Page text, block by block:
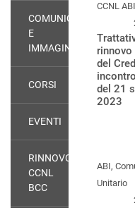
COMUNICAZIONE
E
IMMAGINE
CORSI
EVENTI
RINNOVO
CCNL
BCC
CCNL ABI
rinnovo
del
del 21
2023
ABI,
Unitario